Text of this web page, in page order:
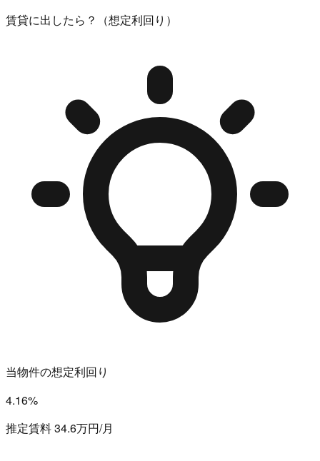
賃貸に出したら？（想定利回り）
当物件の想定利回り
4.16%
推定賃料 34.6万円/月